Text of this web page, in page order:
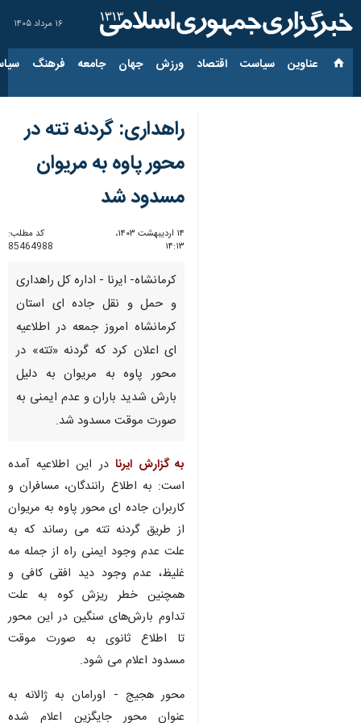
۱۶ مرداد ۱۴۰۵
عناوین‌ سیاست اقتصاد ورزش جهان جامعه فرهنگ
راهداری: گردنه تته در
محور پاوه به مریوان
مسدود شد
۱۴ اردیبهشت ۱۴۰۳،
۱۴:۱۳
کد مطلب:
85464988
کرمانشاه- ایرنا - اداره کل راهداری
و حمل و نقل جاده ای استان
کرمانشاه امروز جمعه در اطلاعیه
ای اعلان کرد که گردنه «تته» در
محور پاوه به مریوان به دلیل
بارش شدید باران و عدم ایمنی به
صورت موقت مسدود شد.
به گزارش ایرنا در این اطلاعیه آمده
است: به اطلاع رانندگان، مسافران و
کاربران جاده ای محور پاوه به مریوان
از طریق گردنه تته می رساند که به
علت عدم وجود ایمنی راه از جمله مه
غلیظ، عدم وجود دید افقی کافی و
همچنین خطر ریزش کوه به علت‌
تداوم بارش‌های سنگین در این محور
تا اطلاع ثانوی به صورت موقت
مسدود اعلام می شود.
محور هجیج - اورامان به ژالانه به
عنوان محور جایگزین اعلام شده